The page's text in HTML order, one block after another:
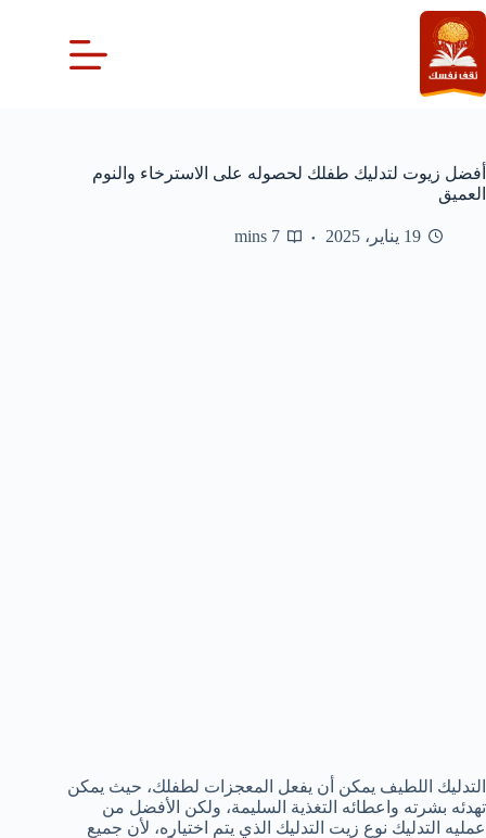
التجاوز
إلى
المحتوى
أفضل زيوت لتدليك طفلك لحصوله على الاسترخاء والنوم
العميق
19 يناير، 2025 7 mins
التدليك اللطيف يمكن أن يفعل المعجزات لطفلك، حيث يمكن
تهدئه بشرته واعطائه التغذية السليمة، ولكن الأفضل من
عمليه التدليك نوع زيت التدليك الذي يتم اختياره، لأن جميع